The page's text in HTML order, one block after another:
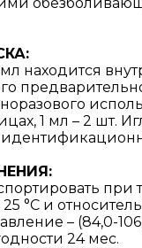
находится
1 мл – 2 шт.
при
°С и
– (84,0-
24 мес.